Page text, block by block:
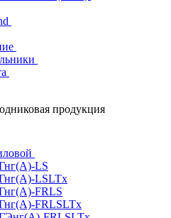
продукция
LS
LSLTx
FRLS
FRLSLTx